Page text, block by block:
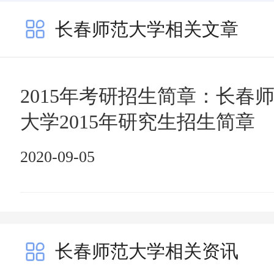
长春师范大学相关文章
2015年考研招生简章：长春
大学2015年研究生招生简章
2020-09-05
长春师范大学相关资讯